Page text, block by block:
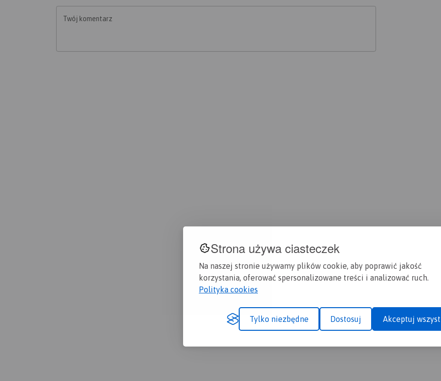
Strona używa ciasteczek
Na naszej stronie używamy plików cookie, aby poprawić jakość
korzystania, oferować spersonalizowane treści i analizować ruch.
Polityka cookies
Tylko niezbędne Dostosuj Akceptuj
Twój komentarz